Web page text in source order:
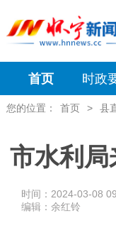
首页 时政
您的位置： 首页 > 县
市水利
时间：2024-03-08
编辑：余红铃